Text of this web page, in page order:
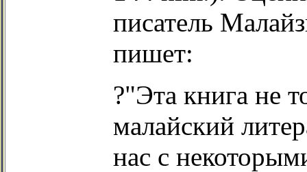
писатель
пишет:
?"Эта книга не
малайский
нас с